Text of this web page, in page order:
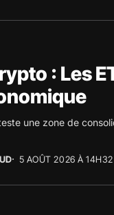
: Les
une zone de
5 AOÛT 2026 À 14H32